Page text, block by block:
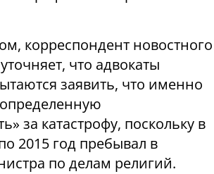
корреспондент новостного
что адвокаты
заявить, что именно
за катастрофу, поскольку в
2015 год пребывал в
по делам религий.